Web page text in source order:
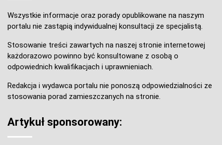
Wszystkie informacje oraz porady opublikowane na naszym
portalu nie zastąpią indywidualnej konsultacji ze specjalistą.
Stosowanie treści zawartych na naszej stronie internetowej
każdorazowo powinno być konsultowane z osobą o
odpowiednich kwalifikacjach i uprawnieniach.
Redakcja i wydawca portalu nie ponoszą odpowiedzialności ze
stosowania porad zamieszczanych na stronie.
Artykuł sponsorowany: